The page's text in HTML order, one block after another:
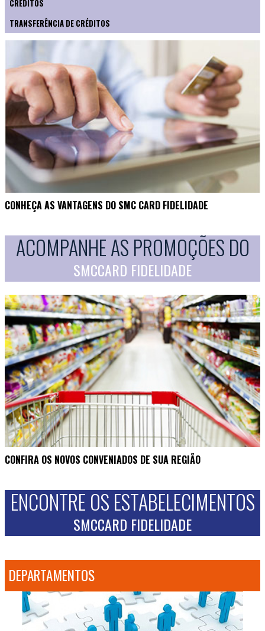
CRÉDITOS
TRANSFERÊNCIA DE CRÉDITOS
CONHEÇA AS VANTAGENS DO SMC CARD FIDELIDADE
ACOMPANHE AS PROMOÇÕES DO
SMCCARD FIDELIDADE
CONFIRA OS NOVOS CONVENIADOS DE SUA REGIÃO
ENCONTRE OS ESTABELECIMENTOS
SMCCARD FIDELIDADE
DEPARTAMENTOS